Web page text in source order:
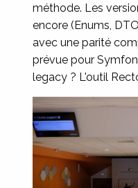
méthode. Les
encore (Enums,
avec une parité
prévue pour
legacy ? L'outil